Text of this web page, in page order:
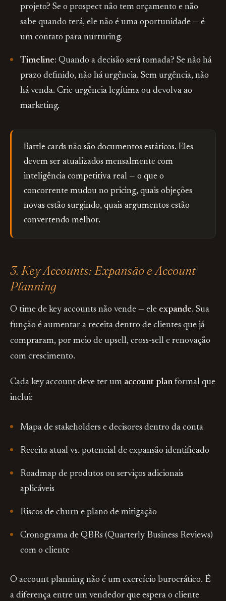
projeto? Se o prospect não tem orçamento e não
sabe quando terá, ele não é uma oportunidade — é
um contato para nurturing.
Timeline: Quando a decisão será tomada? Se não há
prazo definido, não há urgência. Sem urgência, não
há venda. Crie urgência legítima ou devolva ao
marketing.
Battle cards não são documentos estáticos. Eles
devem ser atualizados mensalmente com
inteligência competitiva real — o que o
concorrente mudou no pricing, quais objeções
novas estão surgindo, quais argumentos estão
convertendo melhor.
3. Key Accounts: Expansão e Account
Planning
O time de key accounts não vende — ele expande. Sua
função é aumentar a receita dentro de clientes que já
compraram, por meio de upsell, cross-sell e renovação
com crescimento.
Cada key account deve ter um account planformal que
inclui:
Mapa de stakeholders e decisores dentro da conta
Receita atual vs. potencial de expansão identificado
Roadmap de produtos ou serviços adicionais
aplicáveis
Riscos de churn e plano de mitigação
Cronograma de QBRs (Quarterly Business Reviews)
com o cliente
O account planning não é um exercício burocrático. É
a diferença entre um vendedor que espera o cliente